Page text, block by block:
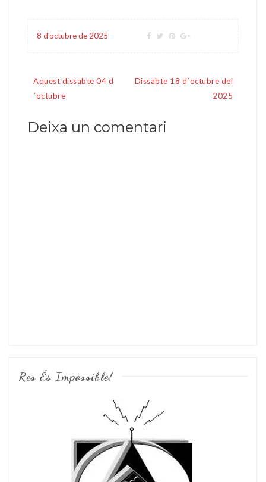
8 d'octubre de 2025
Navegació
d'entrades
Aquest dissabte 04 d
´octubre
Dissabte 18 d´octubre del
2025
Deixa un comentari
Res És Impossible!